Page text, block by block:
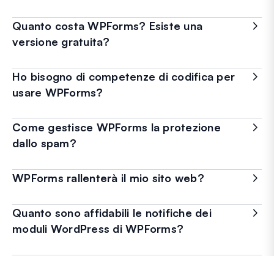
Quanto costa WPForms? Esiste una
versione gratuita?
Ho bisogno di competenze di codifica per
usare WPForms?
Come gestisce WPForms la protezione
dallo spam?
WPForms rallenterà il mio sito web?
Quanto sono affidabili le notifiche dei
moduli WordPress di WPForms?